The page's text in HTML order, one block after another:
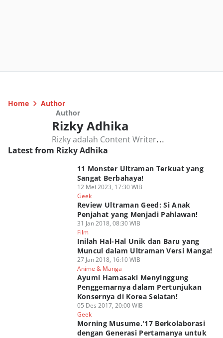
Home
Author
Author
Rizky Adhika
Rizky adalah Content Writer
berpengalaman yang menulis di Duniaku,
geek. Rizky konsisten menyajikan tulisan
yang akurat dan berimbang.
Latest from Rizky Adhika
11 Monster Ultraman Terkuat yang
Sangat Berbahaya!
12 Mei 2023, 17:30 WIB
Geek
Review Ultraman Geed: Si Anak
Penjahat yang Menjadi Pahlawan!
31 Jan 2018, 08:30 WIB
Film
Inilah Hal-Hal Unik dan Baru yang
Muncul dalam Ultraman Versi Manga!
27 Jan 2018, 16:10 WIB
Anime & Manga
Ayumi Hamasaki Menyinggung
Penggemarnya dalam Pertunjukan
Konsernya di Korea Selatan!
05 Des 2017, 20:00 WIB
Geek
Morning Musume.'17 Berkolaborasi
dengan Generasi Pertamanya untuk